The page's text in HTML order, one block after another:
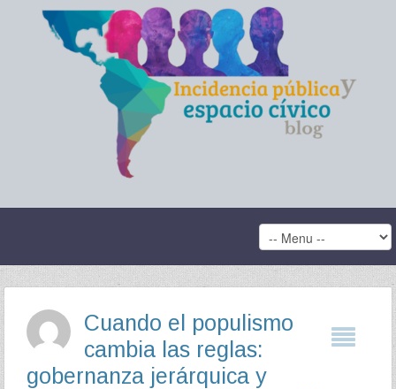
Cuando el populismo
cambia las reglas:
gobernanza jerárquica y